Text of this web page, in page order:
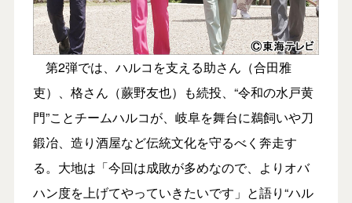
第2弾では、ハルコを支える助さん（合田雅
吏）、格さん（蕨野友也）も続投、“令和の水戸黄
門”ことチームハルコが、岐阜を舞台に鵜飼いや刀
鍛冶、造り酒屋など伝統文化を守るべく奔走す
る。大地は「今回は成敗が多めなので、よりオバ
ハン度を上げてやっていきたいです」と語り“ハル